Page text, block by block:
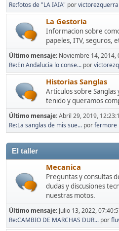
Re:fotos de "LA IAIA" porvictorezquerra
La Gestoria
Informacion sobre
papeles, ITV, seguros,
Último mensaje: Noviembre 14, 2014,
Re:En Andalucia lo conse... por
Historias Sanglas
Articulos sobre
tenido y queramos
Último mensaje:Abril 29, 2019,
Re:La sanglas de mis sue... porfermore
El taller
Mecanica
Preguntas y consultas
dudas y discusiones
nuestras motos.
Último mensaje: Julio 13, 2022,
Re:CAMBIO DE MARCHAS DUR... por